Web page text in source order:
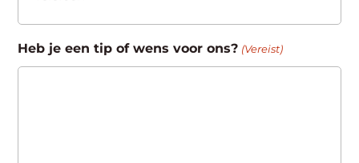
Heb je een tip of wens voor ons? (Vereist)